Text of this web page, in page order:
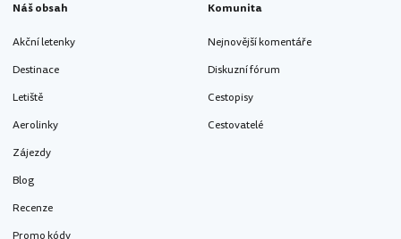
Náš obsah
Akční letenky
Destinace
Letiště
Aerolinky
Zájezdy
Blog
Recenze
Promo kódy
Komunita
Nejnovější komentáře
Diskuzní fórum
Cestopisy
Cestovatelé